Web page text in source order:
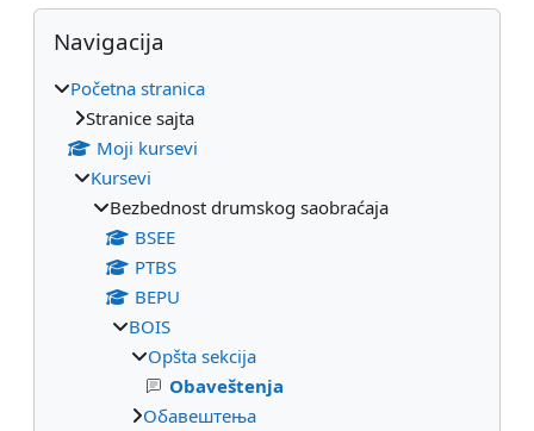
Blokovi
Preskoči Navigacija
Navigacija
Početna stranica
Stranice sajta
Moji kursevi
Kursevi
Bezbednost drumskog saobraćaja
BSEE
PTBS
BEPU
BOIS
Opšta sekcija
Obaveštenja
Обавештења